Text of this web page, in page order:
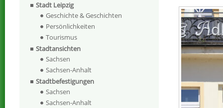
Stadt Leipzig
Geschichte & Geschichten
Persönlichkeiten
Tourismus
Stadtansichten
Sachsen
Sachsen-Anhalt
Stadtbefestigungen
Sachsen
Sachsen-Anhalt